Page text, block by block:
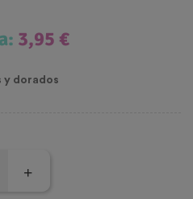
3,95 €
y dorados